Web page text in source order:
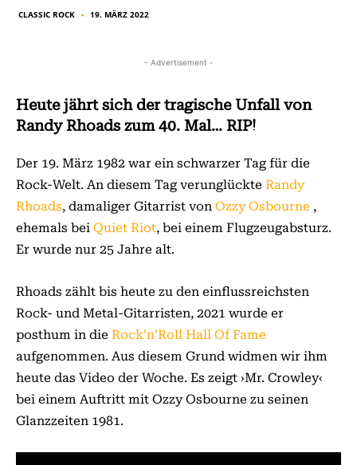
CLASSIC ROCK ■ 19. MÄRZ 2022
- Advertisement -
Heute jährt sich der tragische Unfall von
Randy Rhoads zum 40. Mal… RIP!
Der 19. März 1982 war ein schwarzer Tag für die
Rock-Welt. An diesem Tag verunglückte Randy
Rhoads, damaliger Gitarrist von Ozzy Osbourne ,
ehemals bei Quiet Riot, bei einem Flugzeugabsturz.
Er wurde nur 25 Jahre alt.
Rhoads zählt bis heute zu den einflussreichsten
Rock- und Metal-Gitarristen, 2021 wurde er
posthum in die Rock’n’Roll Hall Of Fame
aufgenommen. Aus diesem Grund widmen wir ihm
heute das Video der Woche. Es zeigt ›Mr. Crowley‹
bei einem Auftritt mit Ozzy Osbourne zu seinen
Glanzzeiten 1981.